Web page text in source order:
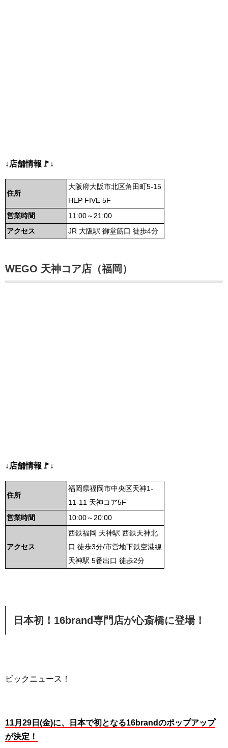
↓店舗情報🚩↓
住所
大阪府大阪市北区角田町5-15
HEP FIVE 5F
営業時間
11:00～21:00
アクセス
JR 大阪駅 御堂筋口 徒歩4分
WEGO 天神コア店（福岡）
↓店舗情報🚩↓
住所
福岡県福岡市中央区天神1-
11-11 天神コア5F
営業時間
10:00～20:00
アクセス
西鉄福岡 天神駅 西鉄天神北
口 徒歩3分/市営地下鉄空港線
天神駅 5番出口 徒歩2分
日本初！16brand専門店が心斎橋に登場！
ビックニュース！
11月29日(金)に、日本で初となる16brandのポップアップ
が決定！